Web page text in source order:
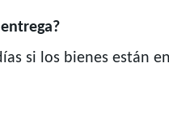
si los bienes están